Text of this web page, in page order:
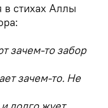
в стихах Аллы
зачем-то забор
зачем-то. Не